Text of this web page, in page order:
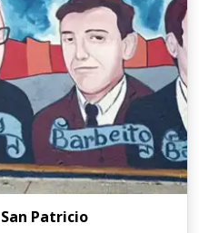
Patricio